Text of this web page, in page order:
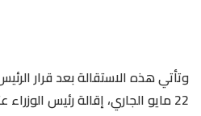
وتأتي هذه الاستقالة بعد قرار
22 مايو الجاري، إقالة رئيس